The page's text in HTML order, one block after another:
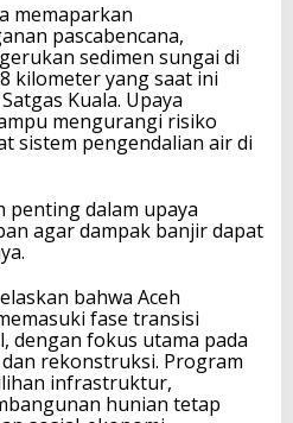
memaparkan
pascabencana,
sedimen sungai di
kilometer yang saat ini
Kuala. Upaya
mengurangi risiko
sistem pengendalian air di
penting dalam upaya
agar dampak banjir dapat
bahwa Aceh
fase transisi
dengan fokus utama pada
rekonstruksi. Program
infrastruktur,
hunian tetap